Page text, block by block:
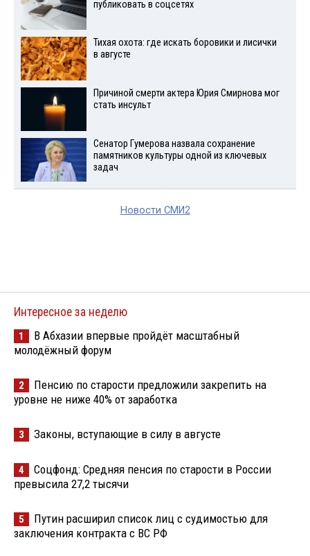
публиковать в соцсетях
Тихая охота: где искать боровики и лисички
в августе
Причиной смерти актера Юрия Смирнова мог
стать инсульт
Сенатор Гумерова назвала сохранение
памятников культуры одной из ключевых
задач
Новости СМИ2
Интересное за неделю
1
В Абхазии впервые пройдёт масштабный
молодёжный форум
2
Пенсию по старости предложили закрепить на
уровне не ниже 40% от заработка
3 Законы, вступающие в силу в августе
4
Соцфонд: Средняя пенсия по старости в России
превысила 27,2 тысячи
5
Путин расширил список лиц с судимостью для
заключения контракта с ВС РФ